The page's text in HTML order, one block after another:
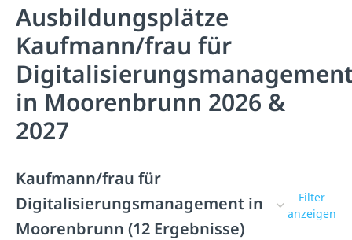
Ausbildungsplätze
Kaufmann/frau für
in Moorenbrunn 2026 &
2027
Kaufmann/frau für
Digitalisierungsmanagement in
Moorenbrunn (12 Ergebnisse)
Filter
anzeigen